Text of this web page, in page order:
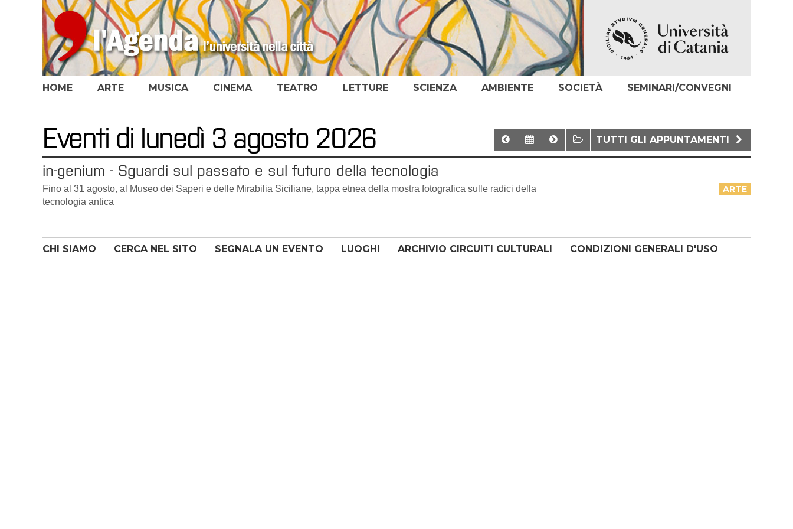
HOME ARTE MUSICA CINEMA TEATRO LETTURE SCIENZA AMBIENTE SOCIETÀ SEMINARI/CONVEGNI
Eventi di lunedì 3 agosto 2026 TUTTI GLI APPUNTAMENTI
in-genium - Sguardi sul passato e sul futuro della tecnologia
ARTE
Fino al 31 agosto, al Museo dei Saperi e delle Mirabilia Siciliane, tappa etnea della mostra fotografica sulle radici della
tecnologia antica
CHI SIAMO CERCA NEL SITO SEGNALA UN EVENTO LUOGHI ARCHIVIO CIRCUITI CULTURALI CONDIZIONI GENERALI D'USO